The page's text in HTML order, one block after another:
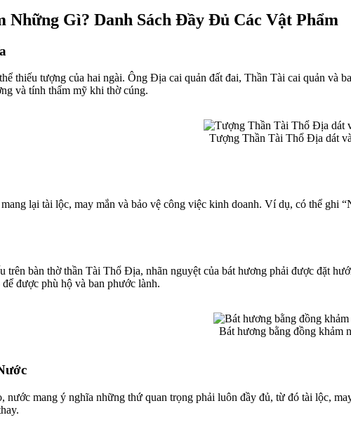
Những Gì? Danh Sách Đầy Đủ Các Vật Phẩm
thiếu tượng của hai ngài. Ông Địa cai quản đất đai, Thần Tài cai quản và
và tính thẩm mỹ khi thờ cúng.
Tượng Thần Tài Thổ Địa dát
lại tài lộc, may mắn và bảo vệ công việc kinh doanh. Ví dụ, có thể ghi
trên bàn thờ thần Tài Thổ Địa, nhãn nguyệt của bát hương phải được đặt
được phù hộ và ban phước lành.
Bát hương bằng đồng khảm
nước mang ý nghĩa những thứ quan trọng phải luôn đầy đủ, từ đó tài lộc,